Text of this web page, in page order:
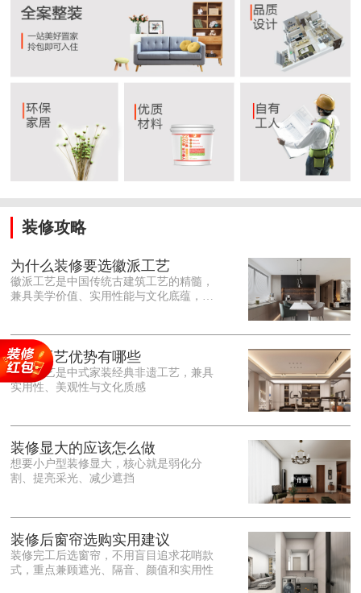
装修攻略
为什么装修要选徽派工艺
徽派工艺是中国传统古建筑工艺的精髓，
兼具美学价值、实用性能与文化底蕴，优
雕细琢的砖、木、石雕为特色，线条古朴
大气，意境悠远，自带东方中式雅致韵
味，耐看且不易过时。<o:p></o:p> 在工
艺品质上，徽派工艺遵循古法匠心工序，
保耐用，抗风化、耐腐蚀，使用
徽派工艺优势有哪些
徽派工艺是中式家装经典非遗工艺，兼具
实用性、美观性与文化质感
装修显大的应该怎么做
想要小户型装修显大，核心就是弱化分
割、提亮采光、减少遮挡
装修后窗帘选购实用建议
装修完工后选窗帘，不用盲目追求花哨款
式，重点兼顾遮光、隔音、颜值和实用性